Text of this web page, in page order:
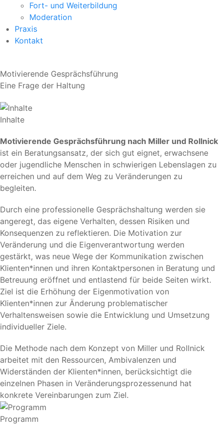
Fort- und Weiterbildung
Moderation
Praxis
Kontakt
Motivierende Gesprächsführung
Eine Frage der Haltung
Inhalte
Motivierende Gesprächsführung nach Miller und Rollnick
ist ein Beratungsansatz, der sich gut eignet, erwachsene
oder jugendliche Menschen in schwierigen Lebenslagen zu
erreichen und auf dem Weg zu Veränderungen zu
begleiten.
Durch eine professionelle Gesprächshaltung werden sie
angeregt, das eigene Verhalten, dessen Risiken und
Konsequenzen zu reflektieren. Die Motivation zur
Veränderung und die Eigenverantwortung werden
gestärkt, was neue Wege der Kommunikation zwischen
Klienten*innen und ihren Kontaktpersonen in Beratung und
Betreuung eröffnet und entlastend für beide Seiten wirkt.
Ziel ist die Erhöhung der Eigenmotivation von
Klienten*innen zur Änderung problematischer
Verhaltensweisen sowie die Entwicklung und Umsetzung
individueller Ziele.
Die Methode nach dem Konzept von Miller und Rollnick
arbeitet mit den Ressourcen, Ambivalenzen und
Widerständen der Klienten*innen, berücksichtigt die
einzelnen Phasen in Veränderungsprozessenund hat
konkrete Vereinbarungen zum Ziel.
Programm